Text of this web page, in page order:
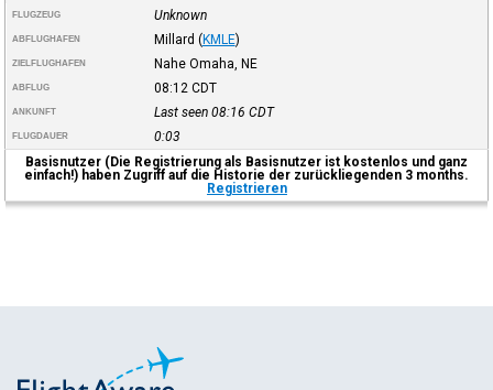
FLUGZEUG Unknown
ABFLUGHAFEN Millard (KMLE)
ZIELFLUGHAFEN Nahe Omaha, NE
ABFLUG 08:12 CDT
ANKUNFT Last seen 08:16 CDT
FLUGDAUER
0:03
Basisnutzer (Die Registrierung als Basisnutzer ist kostenlos und ganz
einfach!) haben Zugriff auf die Historie der zurückliegenden 3 months.
Registrieren